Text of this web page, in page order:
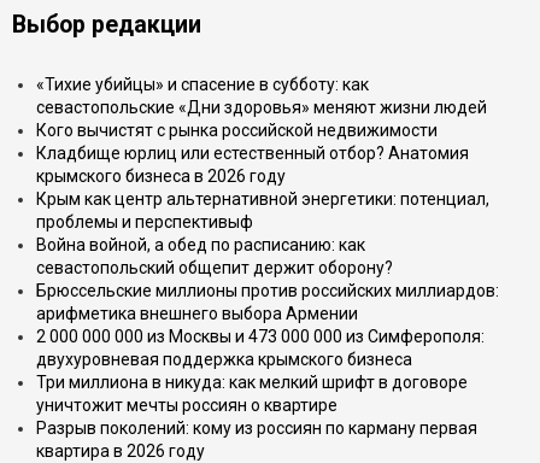
Выбор редакции
«Тихие убийцы» и спасение в субботу: как
севастопольские «Дни здоровья» меняют жизни людей
Кого вычистят с рынка российской недвижимости
Кладбище юрлиц или естественный отбор? Анатомия
крымского бизнеса в 2026 году
Крым как центр альтернативной энергетики: потенциал,
проблемы и перспективыф
Война войной, а обед по расписанию: как
севастопольский общепит держит оборону?
Брюссельские миллионы против российских миллиардов:
арифметика внешнего выбора Армении
2 000 000 000 из Москвы и 473 000 000 из Симферополя:
двухуровневая поддержка крымского бизнеса
Три миллиона в никуда: как мелкий шрифт в договоре
уничтожит мечты россиян о квартире
Разрыв поколений: кому из россиян по карману первая
квартира в 2026 году